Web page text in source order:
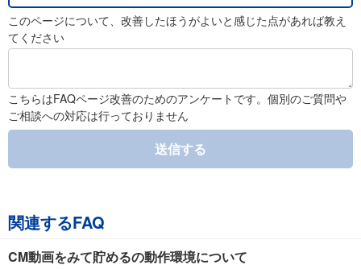
このページについて、改善したほうがよいと感じた点があれば教え
てください
こちらはFAQページ改善のためのアンケートです。個別のご質問や
ご相談への対応は行っておりません
送信する
関連するFAQ
CM動画をみて貯めるの動作環境について